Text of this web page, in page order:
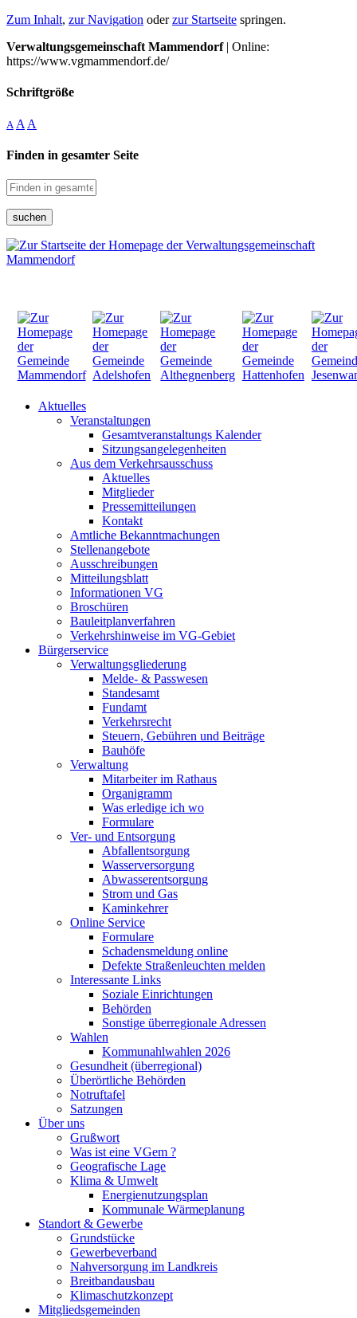
Zum Inhalt, zur Navigation oderzur Startseite springen.
Verwaltungsgemeinschaft Mammendorf| Online:
https://www.vgmammendorf.de/
Schriftgröße
A A A
Finden in gesamter Seite
suchen
Aktuelles
Veranstaltungen
Gesamtveranstaltungs Kalender
Sitzungsangelegenheiten
Aus dem Verkehrsausschuss
Aktuelles
Mitglieder
Pressemitteilungen
Kontakt
Amtliche Bekanntmachungen
Stellenangebote
Ausschreibungen
Mitteilungsblatt
Informationen VG
Broschüren
Bauleitplanverfahren
Verkehrshinweise im VG-Gebiet
Bürgerservice
Verwaltungsgliederung
Melde- & Passwesen
Standesamt
Fundamt
Verkehrsrecht
Steuern, Gebühren und Beiträge
Bauhöfe
Verwaltung
Mitarbeiter im Rathaus
Organigramm
Was erledige ich wo
Formulare
Ver- und Entsorgung
Abfallentsorgung
Wasserversorgung
Abwasserentsorgung
Strom und Gas
Kaminkehrer
Online Service
Formulare
Schadensmeldung online
Defekte Straßenleuchten melden
Interessante Links
Soziale Einrichtungen
Behörden
Sonstige überregionale Adressen
Wahlen
Kommunahlwahlen 2026
Gesundheit (überregional)
Überörtliche Behörden
Notruftafel
Satzungen
Über uns
Grußwort
Was ist eine VGem ?
Geografische Lage
Klima & Umwelt
Energienutzungsplan
Kommunale Wärmeplanung
Standort & Gewerbe
Grundstücke
Gewerbeverband
Nahversorgung im Landkreis
Breitbandausbau
Klimaschutzkonzept
Mitgliedsgemeinden